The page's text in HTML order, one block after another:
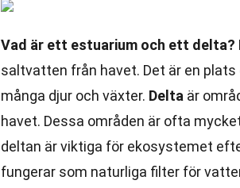
Vad är ett estuarium och ett delta?
saltvatten från havet. Det är en
många djur och växter. Delta är
havet. Dessa områden är ofta
deltan är viktiga för ekosystemet
fungerar som naturliga filter för